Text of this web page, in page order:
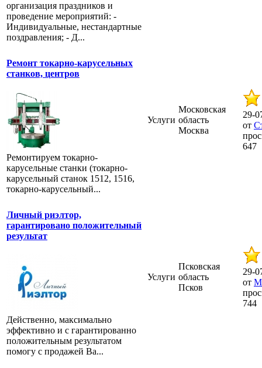
организация праздников и
проведение мероприятий: -
Индивидуальные, нестандартные
поздравления; - Д...
Ремонт токарно-карусельных
станков, центров
Ремонтируем токарно-
карусельные станки (токарно-
карусельный станок 1512, 1516,
токарно-карусельный...
Услуги
Московская
область
Москва
29-
от
647
Личный риэлтор,
гарантировано положительный
результат
Действенно, максимально
эффективно и с гарантированно
положительным результатом
помогу с продажей Ва...
Услуги
Псковская
область
Псков
29-
от
744